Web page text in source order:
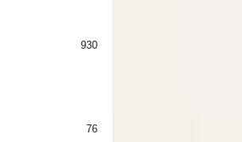
930
76